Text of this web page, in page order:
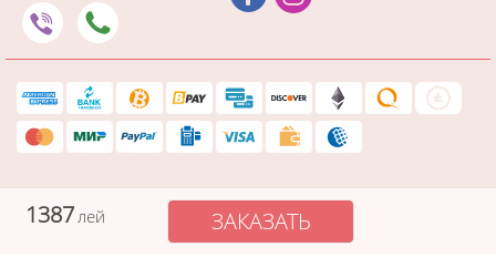
1387лей ЗАКАЗАТЬ